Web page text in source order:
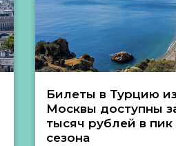
Билеты в Турцию из
Москвы доступны
тысяч рублей в пик
сезона